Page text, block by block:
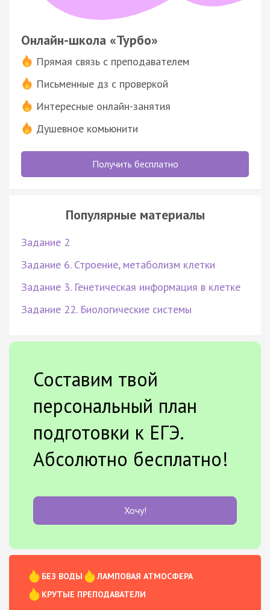
Онлайн-школа «Турбо»
Прямая связь с преподавателем
Письменные дз с проверкой
Интересные онлайн-занятия
Душевное комьюнити
Получить бесплатно
Популярные материалы
Задание 2
Задание 6. Строение, метаболизм клетки
Задание 3. Генетическая информация в клетке
Задание 22. Биологические системы
Составим твой
персональный план
подготовки к ЕГЭ.
Абсолютно бесплатно!
Хочу!
БЕЗ ВОДЫ
ЛАМПОВАЯ АТМОСФЕРА
КРУТЫЕ ПРЕПОДАВАТЕЛИ